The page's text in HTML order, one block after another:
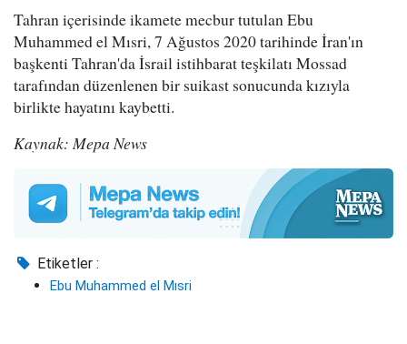
Tahran içerisinde ikamete mecbur tutulan Ebu
Muhammed el Mısri, 7 Ağustos 2020 tarihinde İran'ın
başkenti Tahran'da İsrail istihbarat teşkilatı Mossad
tarafından düzenlenen bir suikast sonucunda kızıyla
birlikte hayatını kaybetti.
Kaynak: Mepa News
Etiketler :
Ebu Muhammed el Mısri